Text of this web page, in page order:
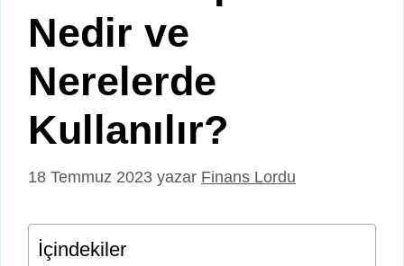
Nedir ve
Nerelerde
Kullanılır?
18 Temmuz 2023 yazar Finans Lordu
İçindekiler